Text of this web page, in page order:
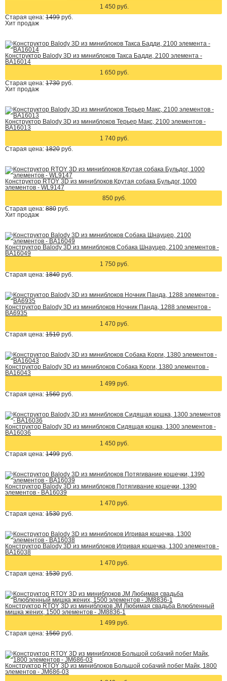
1 450 руб.
Старая цена: 1499 руб.
Хит продаж
Конструктор Balody 3D из миниблоков Такса Бадди, 2100 элемента -
BA16014
1 650 руб.
Старая цена: 1730 руб.
Хит продаж
Конструктор Balody 3D из миниблоков Терьер Макс, 2100 элементов -
BA16013
1 740 руб.
Старая цена: 1820 руб.
Конструктор RTOY 3D из миниблоков Крутая собака Бульдог, 1000
элементов - WL9147
850 руб.
Старая цена: 880 руб.
Хит продаж
Конструктор Balody 3D из миниблоков Собака Шнауцер, 2100 элементов -
BA16049
1 750 руб.
Старая цена: 1840 руб.
Конструктор Balody 3D из миниблоков Ночник Панда, 1288 элементов -
BA6935
1 470 руб.
Старая цена: 1510 руб.
Конструктор Balody 3D из миниблоков Собака Корги, 1380 элементов -
BA16043
1 499 руб.
Старая цена: 1560 руб.
Конструктор Balody 3D из миниблоков Сидящая кошка, 1300 элементов -
BA16036
1 450 руб.
Старая цена: 1499 руб.
Конструктор Balody 3D из миниблоков Потягивание кошечки, 1390
элементов - BA16039
1 470 руб.
Старая цена: 1530 руб.
Конструктор Balody 3D из миниблоков Игривая кошечка, 1300 элементов -
BA16038
1 470 руб.
Старая цена: 1530 руб.
Конструктор RTOY 3D из миниблоков JM Любимая свадьба Влюбленный
мишка жених, 1500 элементов - JM8836-1
1 499 руб.
Старая цена: 1560 руб.
Конструктор RTOY 3D из миниблоков Большой собачий побег Майк, 1800
элементов - JM686-03